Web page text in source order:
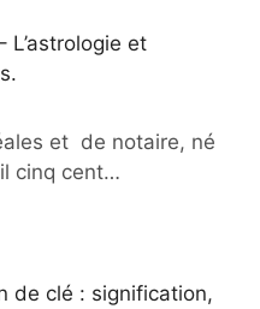
L’astrologie et
et de notaire, né
cinq cent…
de clé : signification,